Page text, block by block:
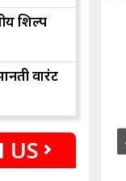
शिल्प
वारंट
US